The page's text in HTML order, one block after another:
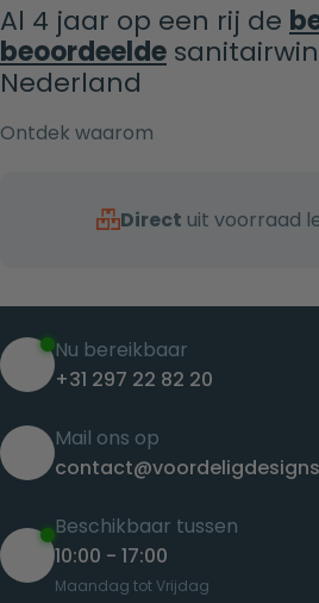
Al 4 jaar op een rij de
beoordeelde
Nederland
Ontdek waarom
Direct uit voorraad
Nu bereikbaar
+31 297 22 82 20
Mail ons op
Beschikbaar tussen
10:00 - 17:00
Maandag tot Vrijdag